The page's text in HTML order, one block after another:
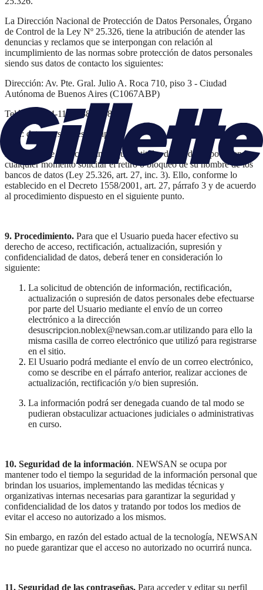
La Dirección Nacional de Protección de Datos Personales, Órgano
de Control de la Ley Nº 25.326, tiene la atribución de atender las
denuncias y reclamos que se interpongan con relación al
incumplimiento de las normas sobre protección de datos personales
siendo sus datos de contacto los siguientes:
Dirección: Av. Pte. Gral. Julio A. Roca 710, piso 3 - Ciudad
Autónoma de Buenos Aires (C1067ABP)
Teléfono: (54-11) 3988-3968
Mail: datospersonales@aaip.gob.ar
Asimismo, se deja constancia que el titular de los datos podrá en
cualquier momento solicitar el retiro o bloqueo de su nombre de los
bancos de datos (Ley 25.326, art. 27, inc. 3). Ello, conforme lo
establecido en el Decreto 1558/2001, art. 27, párrafo 3 y de acuerdo
al procedimiento dispuesto en el siguiente punto.
9. Procedimiento. Para que el Usuario pueda hacer efectivo su
derecho de acceso, rectificación, actualización, supresión y
confidencialidad de datos, deberá tener en consideración lo
siguiente:
La solicitud de obtención de información, rectificación,
actualización o supresión de datos personales debe efectuarse
por parte del Usuario mediante el envío de un correo
electrónico a la dirección
desuscripcion.noblex@newsan.com.ar utilizando para ello la
misma casilla de correo electrónico que utilizó para registrarse
en el sitio.
El Usuario podrá mediante el envío de un correo electrónico,
como se describe en el párrafo anterior, realizar acciones de
actualización, rectificación y/o bien supresión.
La información podrá ser denegada cuando de tal modo se
pudieran obstaculizar actuaciones judiciales o administrativas
en curso.
10. Seguridad de la información. NEWSAN se ocupa por
mantener todo el tiempo la seguridad de la información personal que
brindan los usuarios, implementando las medidas técnicas y
organizativas internas necesarias para garantizar la seguridad y
confidencialidad de los datos y tratando por todos los medios de
evitar el acceso no autorizado a los mismos.
Sin embargo, en razón del estado actual de la tecnología, NEWSAN
no puede garantizar que el acceso no autorizado no ocurrirá nunca.
11. Seguridad de las contraseñas. Para acceder y editar su perfil